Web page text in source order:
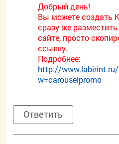
Добрый день!
Вы можете создать
сразу же разместить
сайте, просто
ссылку.
Подробнее:
http://
w=carouselpromo
Ответить